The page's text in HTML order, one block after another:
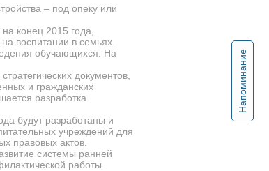
Напоминание
– под опеку или
конец 2015 года,
воспитании в семьях.
обучающихся. На
документов,
и гражданских
разработка
будут разработаны и
учреждений для
правовых актов.
системы ранней
работы.